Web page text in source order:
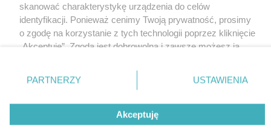
skanować charakterystykę urządzenia do celów
identyfikacji. Ponieważ cenimy Twoją prywatność, prosimy
o zgodę na korzystanie z tych technologii poprzez kliknięcie
„Akceptuję”. Zgoda jest dobrowolna i zawsze możesz ją
znajdujący się w lewym dolnym rogu strony
. Niektóre
rodzaje przetwarzania danych nie wymagają zgody
użytkownika, ale masz prawo sprzeciwić się takiemu
przetwarzaniu. Preferencje będą miały zastosowania tylko
na tej witrynie.
PARTNERZY USTAWIENIA
Akceptuję